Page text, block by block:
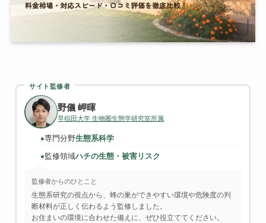
サイト監修者
野儀 岬暉
早稲田大学 生物圏生態学研究室所属
●専門分野生態系科学
●監修領域ハチの生態・被害リスク
監修者からのひとこと
生態系研究の視点から、蜂の巣ができやすい環境や危険度の判
断材料が正しく伝わるよう監修しました。
お住まいの環境に合わせた備えに、ぜひ役立ててください。